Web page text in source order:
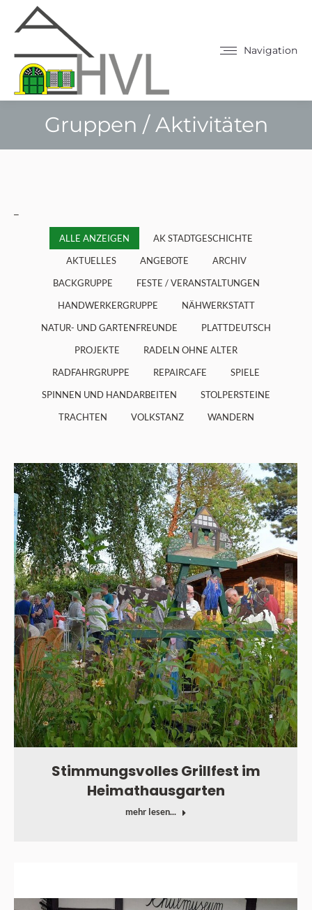
Navigation
Gruppen / Aktivitäten
Sie befinden sich hier:
ALLE ANZEIGEN
AK STADTGESCHICHTE
AKTUELLES
ANGEBOTE
ARCHIV
BACKGRUPPE
FESTE / VERANSTALTUNGEN
HANDWERKERGRUPPE
NÄHWERKSTATT
NATUR- UND GARTENFREUNDE
PLATTDEUTSCH
PROJEKTE
RADELN OHNE ALTER
RADFAHRGRUPPE
REPAIRCAFE
SPIELE
SPINNEN UND HANDARBEITEN
STOLPERSTEINE
TRACHTEN
VOLKSTANZ WANDERN
Stimmungsvolles Grillfest im
Heimathausgarten
mehr lesen...